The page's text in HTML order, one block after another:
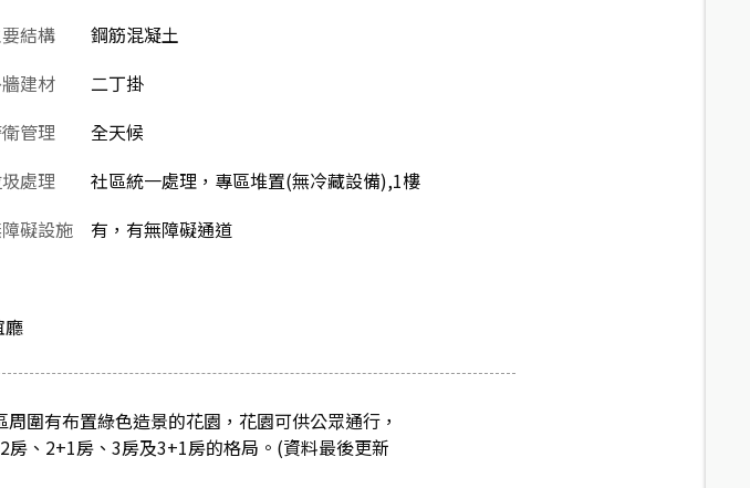
結構
鋼筋混凝土
建材
二丁掛
管理
全天候
處理
社區統一處理，專區堆置(無冷藏設備),1樓
礙設施
有，有無障礙通道
廳
圍有布置綠色造景的花園，花園可供公眾通行，
、2+1房、3房及3+1房的格局。(資料最後更新